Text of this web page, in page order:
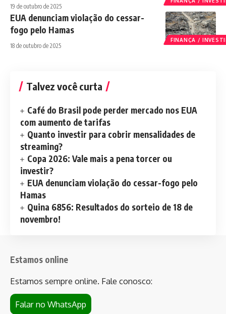
19 de outubro de 2025
FINANÇA /
EUA denunciam violação do cessar-
fogo pelo Hamas
18 de outubro de 2025
Talvez você curta
Café do Brasil pode perder mercado nos EUA
com aumento de tarifas
Quanto investir para cobrir mensalidades de
streaming?
Copa 2026: Vale mais a pena torcer ou
investir?
EUA denunciam violação do cessar-fogo pelo
Hamas
Quina 6856: Resultados do sorteio de 18 de
novembro!
Estamos online
Estamos sempre online. Fale conosco:
Falar no WhatsApp